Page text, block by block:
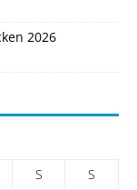
2026
S
S